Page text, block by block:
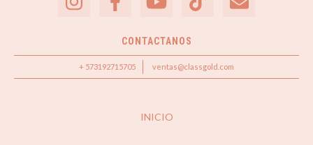
CONTACTANOS
+ 573192715705 ventas@classgold.com
INICIO